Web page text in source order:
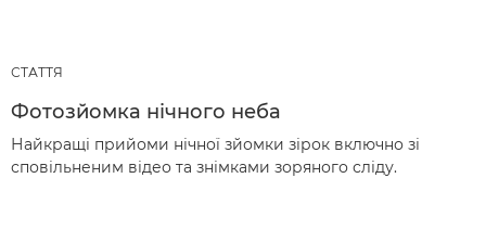
СТАТТЯ
Фотозйомка нічного неба
Найкращі прийоми нічної зйомки зірок включно зі
сповільненим відео та знімками зоряного сліду.